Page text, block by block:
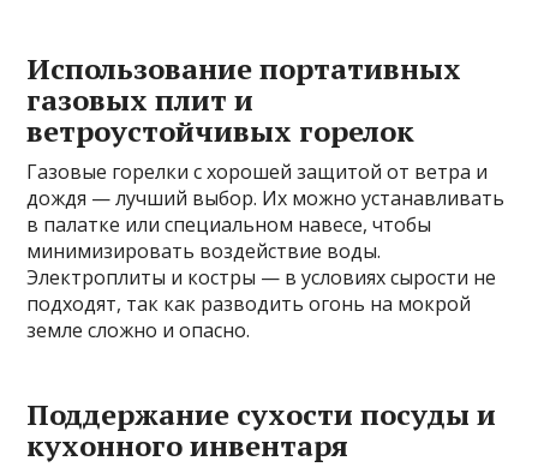
Использование портативных
газовых плит и
ветроустойчивых горелок
Газовые горелки с хорошей защитой от ветра и
дождя — лучший выбор. Их можно устанавливать
в палатке или специальном навесе, чтобы
минимизировать воздействие воды.
Электроплиты и костры — в условиях сырости не
подходят, так как разводить огонь на мокрой
земле сложно и опасно.
Поддержание сухости посуды и
кухонного инвентаря